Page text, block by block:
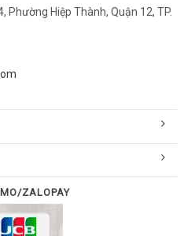
Phường Hiệp Thành, Quận 12, TP.
ZALOPAY